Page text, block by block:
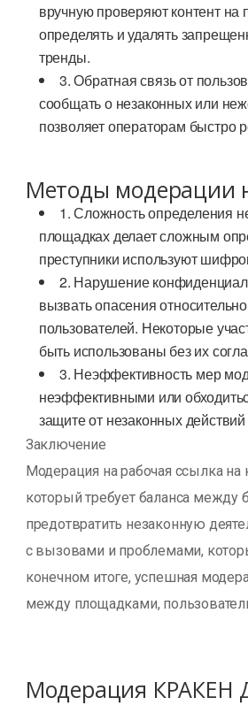
вручную проверяют контент
определять и удалять
тренды.
3. Обратная связь от
сообщать о незаконных или
позволяет операторам быстро
Методы модерации
1. Сложность определения
площадках делает сложным
преступники используют
2. Нарушение
вызвать опасения
пользователей. Некоторые
быть использованы без их
3. Неэффективность мер
неэффективными или
защите от незаконных
Заключение
Модерация на рабочая ссылка
который требует баланса между
предотвратить незаконную
с вызовами и проблемами,
конечном итоге, успешная
между площадками,
Модерация КРАКЕН